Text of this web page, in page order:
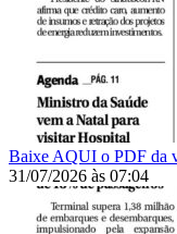
Baixe AQUI o PDF da
31/07/2026 às 07:04